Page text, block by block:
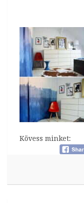
Kövess minket: